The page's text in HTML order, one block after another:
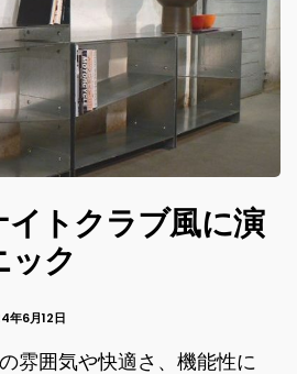
トクラブ風に演
ック
年6月12日
雰囲気や快適さ、機能性に